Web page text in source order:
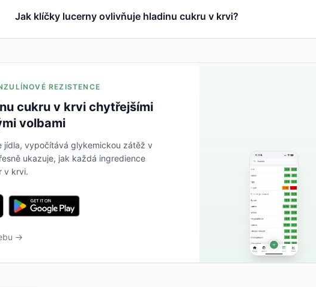
Jak klíčky lucerny ovlivňuje hladinu cukru v krvi?
REZISTENCE
cukru v krvi chytřejšími
volbami
jídla, vypočítává glykemickou zátěž v
ukazuje, jak každá ingredience
v krvi.
→